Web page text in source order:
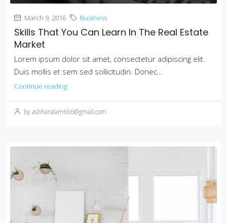
March 9, 2016 Business
Skills That You Can Learn In The Real Estate
Market
Lorem ipsum dolor sit amet, consectetur adipiscing elit.
Duis mollis et sem sed sollicitudin. Donec...
Continue reading
by ashharalam666@gmail.com